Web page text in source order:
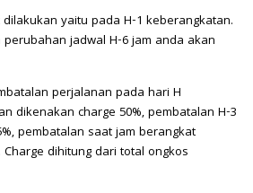
yaitu pada H-1 keberangkatan.
jadwal H-6 jam anda akan
perjalanan pada hari H
dikenakan charge 50%, pembatalan H-3
pembatalan saat jam berangkat
dihitung dari total ongkos